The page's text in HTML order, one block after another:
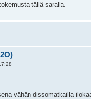
tällä saralla.
vähän dissomatkailla